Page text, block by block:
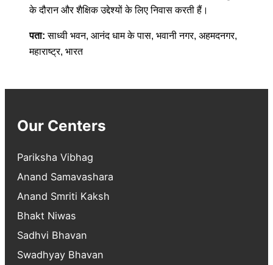
के दौरान और शैक्षिक उद्देश्यों के लिए निवास करती हैं।
पता: साध्वी भवन, आनंद धाम के पास, भवानी नगर, अहमदनगर,
महाराष्ट्र, भारत
Our Centers
Pariksha Vibhag
Anand Samavashara
Anand Smriti Kaksh
Bhakt Niwas
Sadhvi Bhavan
Swadhyay Bhavan